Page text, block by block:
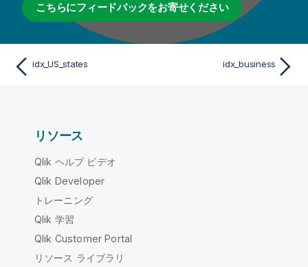
こちらにフィードバックをお寄せください
idx_US_states idx_business
リソース
Qlik ヘルプ ビデオ
Qlik Developer
トレーニング
Qlik 学習
Qlik Customer Portal
リソース ライブラリ